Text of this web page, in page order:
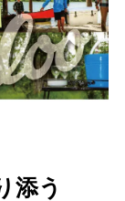
添う